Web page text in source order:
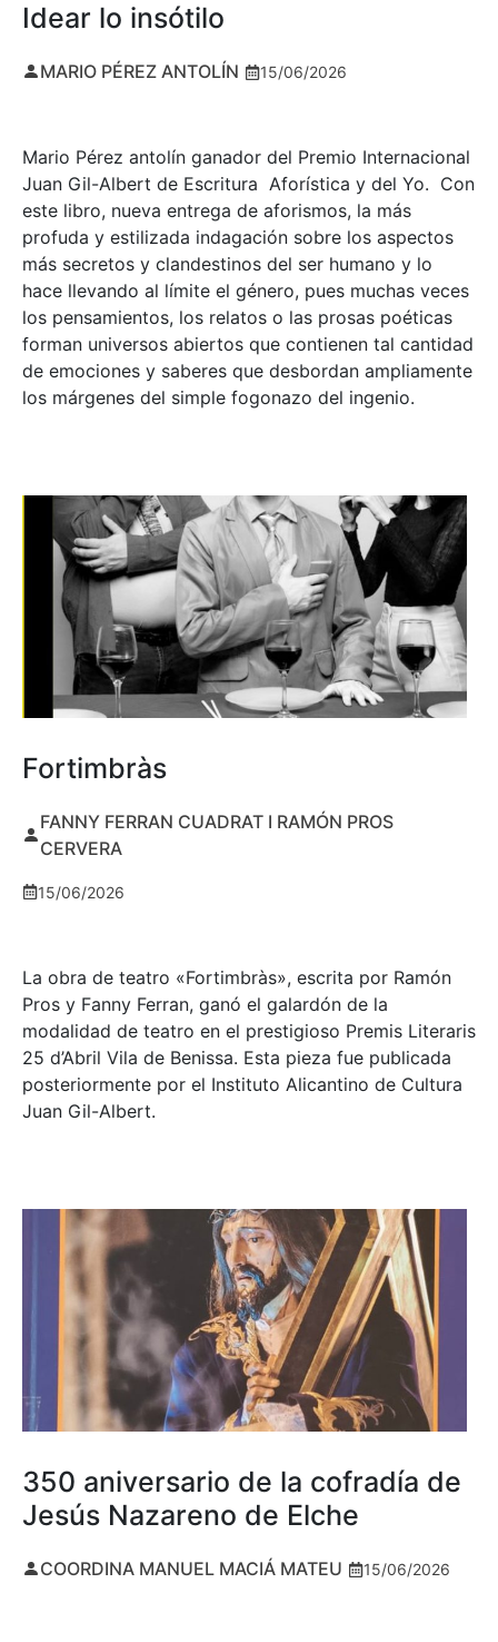
Idear lo insótilo
MARIO PÉREZ ANTOLÍN 15/06/2026
Mario Pérez antolín ganador del Premio Internacional
Juan Gil-Albert de Escritura Aforística y del Yo. Con
este libro, nueva entrega de aforismos, la más
profuda y estilizada indagación sobre los aspectos
más secretos y clandestinos del ser humano y lo
hace llevando al límite el género, pues muchas veces
los pensamientos, los relatos o las prosas poéticas
forman universos abiertos que contienen tal cantidad
de emociones y saberes que desbordan ampliamente
los márgenes del simple fogonazo del ingenio.
Fortimbràs
FANNY FERRAN CUADRAT I RAMÓN PROS
CERVERA
15/06/2026
La obra de teatro «Fortimbràs», escrita por Ramón
Pros y Fanny Ferran, ganó el galardón de la
modalidad de teatro en el prestigioso Premis Literaris
25 d’Abril Vila de Benissa. Esta pieza fue publicada
posteriormente por el Instituto Alicantino de Cultura
Juan Gil-Albert.
350 aniversario de la cofradía de
Jesús Nazareno de Elche
COORDINA MANUEL MACIÁ MATEU 15/06/2026